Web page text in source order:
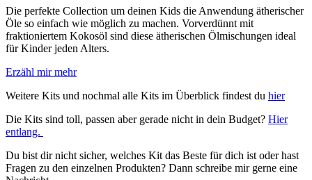
Die perfekte Collection um deinen Kids die Anwendung ätherischer
Öle so einfach wie möglich zu machen. Vorverdünnt mit
fraktioniertem Kokosöl sind diese ätherischen Ölmischungen ideal
für Kinder jeden Alters.
Erzähl mir mehr
Weitere Kits und nochmal alle Kits im Überblick findest du hier
Die Kits sind toll, passen aber gerade nicht in dein Budget? Hier
entlang.
Du bist dir nicht sicher, welches Kit das Beste für dich ist oder hast
Fragen zu den einzelnen Produkten? Dann schreibe mir gerne eine